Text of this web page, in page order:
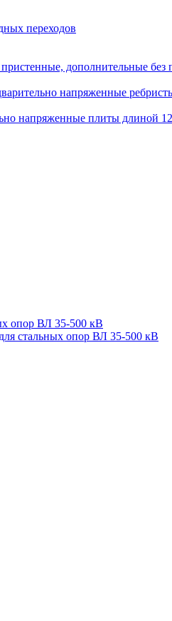
переходов
дополнительные без
напряженные
напряженные плиты длиной
опор ВЛ 35-500 кВ
стальных опор ВЛ 35-500 кВ